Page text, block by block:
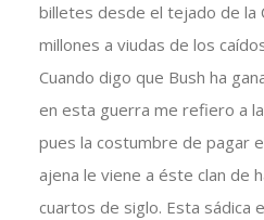
billetes desde el tejado de la
millones a viudas de los
Cuando digo que Bush ha
en esta guerra me refiero a
pues la costumbre de pagar
ajena le viene a éste clan de
cuartos de siglo. Esta sádica